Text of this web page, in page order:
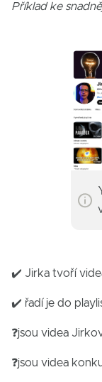
Příklad ke
✔️ Jirka tvoří
✔️ řadí je do
❓jsou videa
❓jsou videa